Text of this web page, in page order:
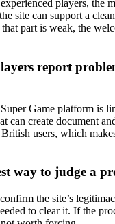
players, the
site can support a
part is weak, the
report
Game platform is
can create document
users, which
way to judge a
the site’s
to clear it. If the